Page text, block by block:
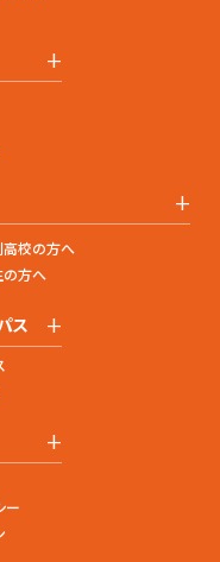
+
+
校の方へ
方へ
ス +
+
ー